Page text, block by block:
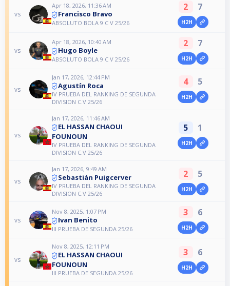
vs
Apr 18, 2026, 11:36 AM
Francisco Bravo
ABSOLUTO BOLA 9 C V 25/26
2 7
H2H
vs
Apr 18, 2026, 10:40 AM
Hugo Boyle
ABSOLUTO BOLA 9 C V 25/26
2 7
H2H
vs
Jan 17, 2026, 12:44 PM
Agustín Roca
IV PRUEBA DEL RANKING DE SEGUNDA
DIVISION C.V 25/26
4 5
H2H
vs
Jan 17, 2026, 11:46 AM
EL HASSAN CHAOUI
FOUNOUN
IV PRUEBA DEL RANKING DE SEGUNDA
DIVISION C.V 25/26
5 1
H2H
vs
Jan 17, 2026, 9:49 AM
Sebastián Puigcerver
IV PRUEBA DEL RANKING DE SEGUNDA
DIVISION C.V 25/26
2 5
H2H
vs
Nov 8, 2025, 1:07 PM
Ivan Benito
III PRUEBA DE SEGUNDA 25/26
3 6
H2H
vs
Nov 8, 2025, 12:11 PM
EL HASSAN CHAOUI
FOUNOUN
III PRUEBA DE SEGUNDA 25/26
3 6
H2H